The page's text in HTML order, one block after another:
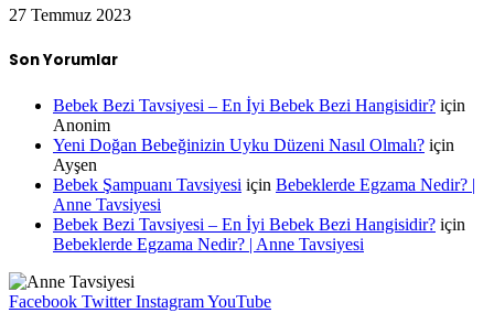
27 Temmuz 2023
Son Yorumlar
Bebek Bezi Tavsiyesi – En İyi Bebek Bezi Hangisidir? için
Anonim
Yeni Doğan Bebeğinizin Uyku Düzeni Nasıl Olmalı? için
Ayşen
Bebek Şampuanı Tavsiyesi için Bebeklerde Egzama Nedir? |
Anne Tavsiyesi
Bebek Bezi Tavsiyesi – En İyi Bebek Bezi Hangisidir? için
Bebeklerde Egzama Nedir? | Anne Tavsiyesi
Facebook Twitter InstagramYouTube